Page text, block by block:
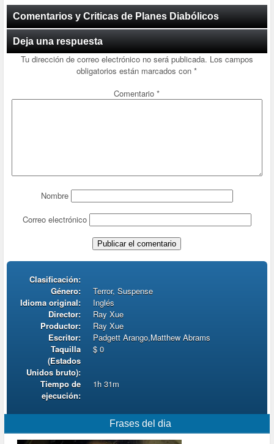
Comentarios y Criticas de Planes Diabólicos
Deja una respuesta
Tu dirección de correo electrónico no será publicada. Los campos
obligatorios están marcados con*
Comentario*
Nombre
Correo electrónico
Clasificación:
Género:
Terror, Suspense
Idioma original:
Inglés
Director:
Ray Xue
Productor:
Ray Xue
Escritor:
Padgett Arango,Matthew Abrams
Taquilla
(Estados
Unidos bruto):
$ 0
Tiempo de
ejecución:
1h 31m
Frases del dia